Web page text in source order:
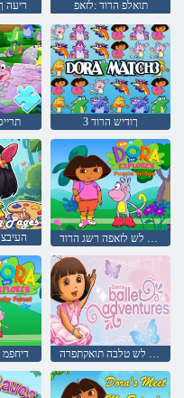
ריעה תואלפ הרוד :לזאפ
3 ךודיש הרוד
העיבצ רקוח לש לזאפה רשג הרוד
דיחפמ